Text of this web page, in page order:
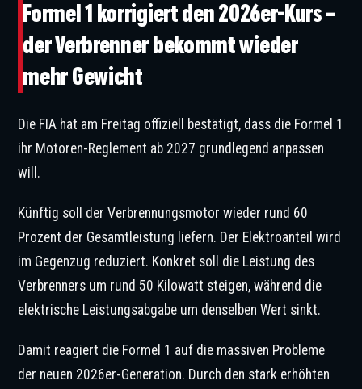
Formel 1 korrigiert den 2026er-Kurs –
der Verbrenner bekommt wieder
mehr Gewicht
Die FIA hat am Freitag offiziell bestätigt, dass die Formel 1
ihr Motoren-Reglement ab 2027 grundlegend anpassen
will.
Künftig soll der Verbrennungsmotor wieder rund 60
Prozent der Gesamtleistung liefern. Der Elektroanteil wird
im Gegenzug reduziert. Konkret soll die Leistung des
Verbrenners um rund 50 Kilowatt steigen, während die
elektrische Leistungsabgabe um denselben Wert sinkt.
Damit reagiert die Formel 1 auf die massiven Probleme
der neuen 2026er-Generation. Durch den stark erhöhten